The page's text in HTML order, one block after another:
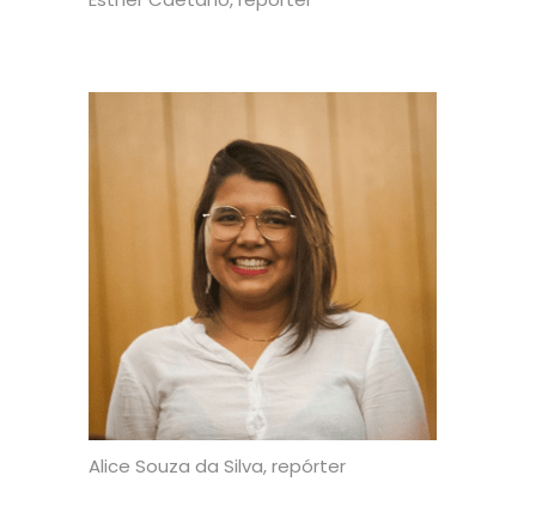
Alice Souza da Silva, repórter